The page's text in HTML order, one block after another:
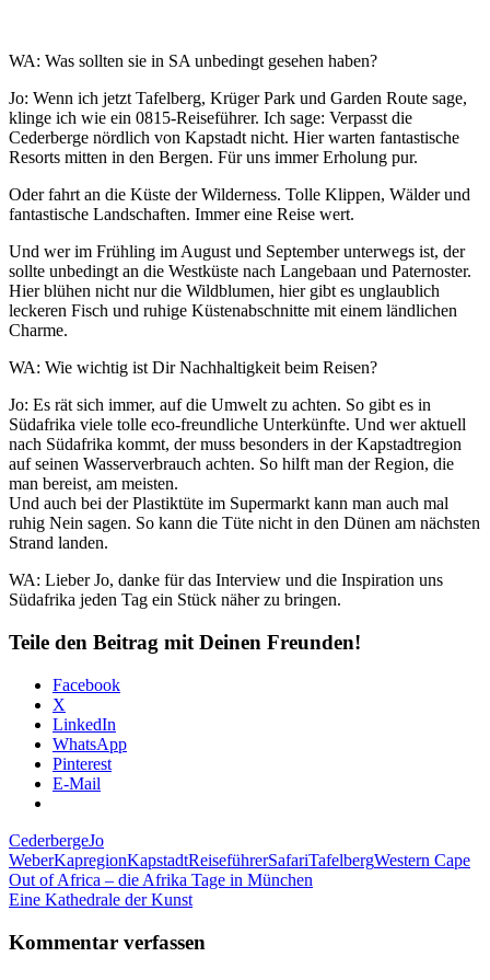
WA: Was sollten sie in SA unbedingt gesehen haben?
Jo: Wenn ich jetzt Tafelberg, Krüger Park und Garden Route sage,
klinge ich wie ein 0815-Reiseführer. Ich sage: Verpasst die
Cederberge nördlich von Kapstadt nicht. Hier warten fantastische
Resorts mitten in den Bergen. Für uns immer Erholung pur.
Oder fahrt an die Küste der Wilderness. Tolle Klippen, Wälder und
fantastische Landschaften. Immer eine Reise wert.
Und wer im Frühling im August und September unterwegs ist, der
sollte unbedingt an die Westküste nach Langebaan und Paternoster.
Hier blühen nicht nur die Wildblumen, hier gibt es unglaublich
leckeren Fisch und ruhige Küstenabschnitte mit einem ländlichen
Charme.
WA: Wie wichtig ist Dir Nachhaltigkeit beim Reisen?
Jo: Es rät sich immer, auf die Umwelt zu achten. So gibt es in
Südafrika viele tolle eco-freundliche Unterkünfte. Und wer aktuell
nach Südafrika kommt, der muss besonders in der Kapstadtregion
auf seinen Wasserverbrauch achten. So hilft man der Region, die
man bereist, am meisten.
Und auch bei der Plastiktüte im Supermarkt kann man auch mal
ruhig Nein sagen. So kann die Tüte nicht in den Dünen am nächsten
Strand landen.
WA: Lieber Jo, danke für das Interview und die Inspiration uns
Südafrika jeden Tag ein Stück näher zu bringen.
Teile den Beitrag mit Deinen Freunden!
Facebook
X
LinkedIn
WhatsApp
Pinterest
E-Mail
CederbergeJo
WeberKapregionKapstadtReiseführerSafariTafelbergWestern Cape
Beitragsnavigation
Vorheriger
Beitrag:
Out of Africa – die Afrika Tage in München
Nächster
Eine Kathedrale der Kunst
Kommentar verfassen